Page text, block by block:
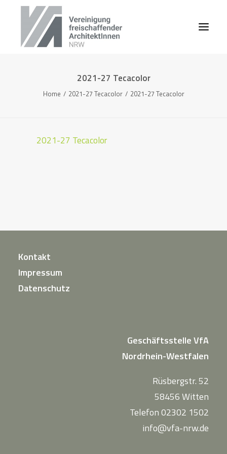
2021-27 Tecacolor
Home 2021-27 Tecacolor 2021-27 Tecacolor
2021-27 Tecacolor
Kontakt
Impressum
Datenschutz
Geschäftsstelle VfA
Nordrhein-Westfalen
Rüsbergstr. 52
58456 Witten
Telefon 02302 1502
info@vfa-nrw.de